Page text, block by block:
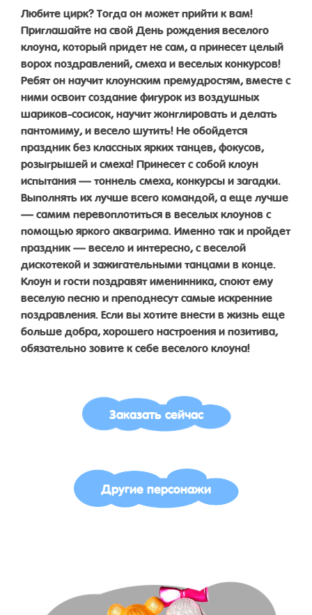
Любите цирк? Тогда он может прийти к вам!
Приглашайте на свой День рождения веселого
клоуна, который придет не сам, а принесет целый
ворох поздравлений, смеха и веселых конкурсов!
Ребят он научит клоунским премудростям, вместе с
ними освоит создание фигурок из воздушных
шариков-сосисок, научит жонглировать и делать
пантомиму, и весело шутить! Не обойдется
праздник без классных ярких танцев, фокусов,
розыгрышей и смеха! Принесет с собой клоун
испытания — тоннель смеха, конкурсы и загадки.
Выполнять их лучше всего командой, а еще лучше
— самим перевоплотиться в веселых клоунов с
помощью яркого аквагрима. Именно так и пройдет
праздник — весело и интересно, с веселой
дискотекой и зажигательными танцами в конце.
Клоун и гости поздравят именинника, споют ему
веселую песню и преподнесут самые искренние
поздравления. Если вы хотите внести в жизнь еще
больше добра, хорошего настроения и позитива,
обязательно зовите к себе веселого клоуна!
Заказать сейчас
Другие персонажи